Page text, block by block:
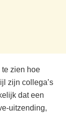
te zien hoe
zijn collega’s
dat een
uitzending,